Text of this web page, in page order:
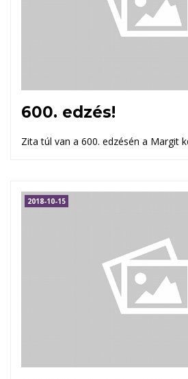
600. edzés!
Zita túl van a 600. edzésén a Margit
2018-10-15